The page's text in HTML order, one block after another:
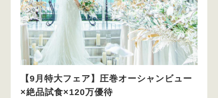
【9月特大フェア】圧巻オーシャンビュー
×絶品試食×120万優待